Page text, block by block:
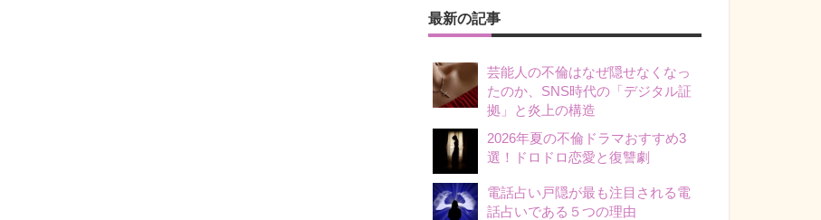
最新の記事
芸能人の不倫はなぜ隠せなくなっ
たのか、SNS時代の「デジタル証
拠」と炎上の構造
2026年夏の不倫ドラマおすすめ3
選！ドロドロ恋愛と復讐劇
電話占い戸隠が最も注目される電
話占いである５つの理由